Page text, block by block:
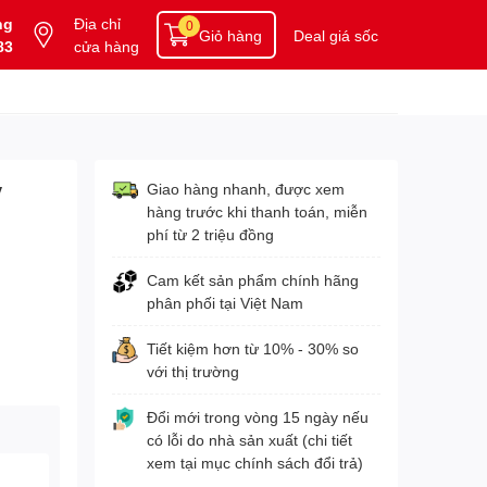
Địa chỉ
cửa hàng
Giỏ hàng
0 Deal giá sốc
Giao hàng nhanh, được xem
hàng trước khi thanh toán, miễn
phí từ 2 triệu đồng
Cam kết sản phẩm chính hãng
phân phối tại Việt Nam
Tiết kiệm hơn từ 10% - 30% so
với thị trường
Đổi mới trong vòng 15 ngày nếu
có lỗi do nhà sản xuất (chi tiết
xem tại mục chính sách đổi trả)